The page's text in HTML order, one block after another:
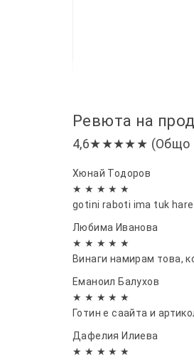
Ревюта на
4,6★★★★★ (Общо
Хюнай Тодоров
★ ★ ★ ★ ★
gotini raboti ima tuk
Любима Иванова
★ ★ ★ ★ ★
Винаги намирам това,
Еманоил Балухов
★ ★ ★ ★ ★
Готин е саайта и
Дафелия Илиева
★ ★ ★ ★ ★